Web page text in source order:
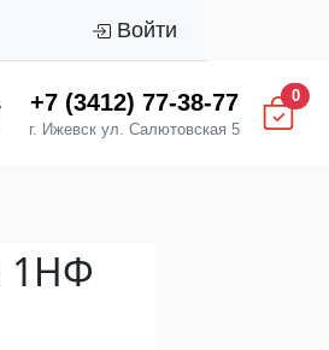
Войти
+7 (3412) 77-38-77
г. Ижевск ул. Салютовская 5
0
1НФ